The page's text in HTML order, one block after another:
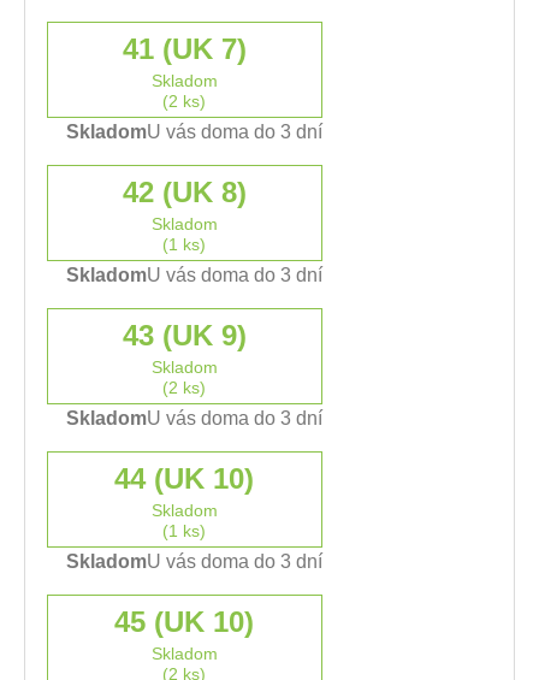
41 (UK 7)
Skladom
(2 ks)
SkladomU vás doma do 3 dní
42 (UK 8)
Skladom
(1 ks)
SkladomU vás doma do 3 dní
43 (UK 9)
Skladom
(2 ks)
SkladomU vás doma do 3 dní
44 (UK 10)
Skladom
(1 ks)
SkladomU vás doma do 3 dní
45 (UK 10)
Skladom
(2 ks)